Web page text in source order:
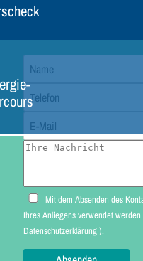
Mit dem Absenden des
Datenschutzerklärung).